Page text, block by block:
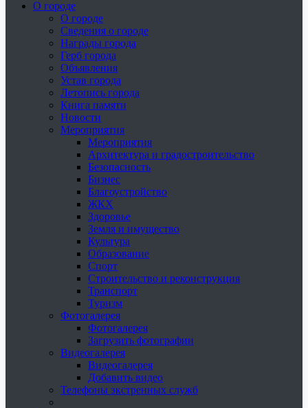
О городе
О городе
Сведения о городе
Награды города
Герб города
Объявления
Устав города
Летопись города
Книга памяти
Новости
Мероприятия
Мероприятия
Архитектура и градостроительство
Безопасность
Бизнес
Благоустройство
ЖКХ
Здоровье
Земля и имущество
Культура
Образование
Спорт
Строительство и реконструкция
Транспорт
Туризм
Фотогалерея
Фотогалерея
Загрузить фотографии
Видеогалерея
Видеогалерея
Добавить видео
Телефоны экстренных служб